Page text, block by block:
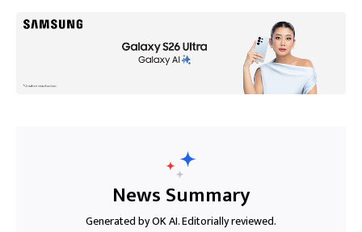
News Summary
Generated by OK AI. Editorially reviewed.